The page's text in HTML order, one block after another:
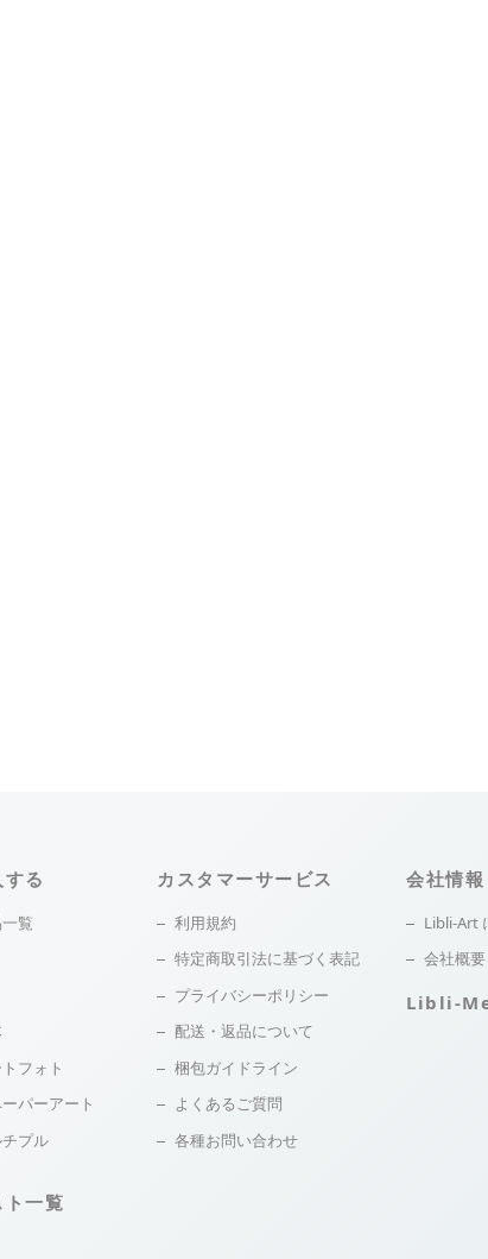
る
覧
フォト
パーアート
プル
ト一覧
カスタマーサービス
利用規約
特定商取引法に基づく表記
プライバシーポリシー
配送・返品について
梱包ガイドライン
よくあるご質問
各種お問い合わせ
会社情報
Libli-Art
会社概要
Libli-